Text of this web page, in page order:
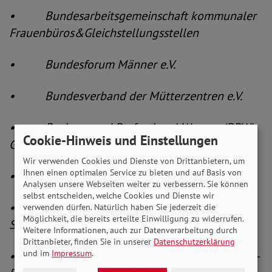
• Bundesarbeitsgemeinschaft kommunaler
Frauenbüros&Gleichstellungsstellen
• Bundesforum Männer e.V.
• Bundesverband der Mütterzentren e.V.
• Business and Professional Women (BPW)
Germany e.V.
• Care.Macht.Mehr
• Deutsche Alzheimer Gesellschaft e.V.
Selbsthilfe Demenz
• Deutscher Beamtenbund und Tarifunion –
Cookie-Hinweis und Einstellungen
Wir verwenden Cookies und Dienste von Drittanbietern, um
Ihnen einen optimalen Service zu bieten und auf Basis von
Analysen unsere Webseiten weiter zu verbessern. Sie können
selbst entscheiden, welche Cookies und Dienste wir
verwenden dürfen. Natürlich haben Sie jederzeit die
Möglichkeit, die bereits erteilte Einwilligung zu widerrufen.
Weitere Informationen, auch zur Datenverarbeitung durch
Drittanbieter, finden Sie in unserer Datenschutzerklärung
und im Impressum.